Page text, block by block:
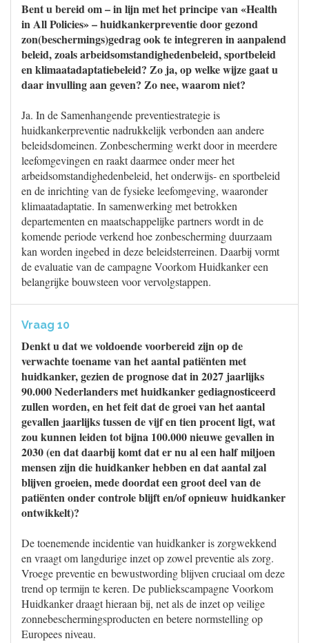
Bent u bereid om – in lijn met het principe van «Health
in All Policies» – huidkankerpreventie door gezond
zon(beschermings)gedrag ook te integreren in aanpalend
beleid, zoals arbeidsomstandighedenbeleid, sportbeleid
en klimaatadaptatiebeleid? Zo ja, op welke wijze gaat u
daar invulling aan geven? Zo nee, waarom niet?
Ja. In de Samenhangende preventiestrategie is
huidkankerpreventie nadrukkelijk verbonden aan andere
beleidsdomeinen. Zonbescherming werkt door in meerdere
leefomgevingen en raakt daarmee onder meer het
arbeidsomstandighedenbeleid, het onderwijs- en sportbeleid
en de inrichting van de fysieke leefomgeving, waaronder
klimaatadaptatie. In samenwerking met betrokken
departementen en maatschappelijke partners wordt in de
komende periode verkend hoe zonbescherming duurzaam
kan worden ingebed in deze beleidsterreinen. Daarbij vormt
de evaluatie van de campagne Voorkom Huidkanker een
belangrijke bouwsteen voor vervolgstappen.
Vraag 10
Denkt u dat we voldoende voorbereid zijn op de
verwachte toename van het aantal patiënten met
huidkanker, gezien de prognose dat in 2027 jaarlijks
90.000 Nederlanders met huidkanker gediagnosticeerd
zullen worden, en het feit dat de groei van het aantal
gevallen jaarlijks tussen de vijf en tien procent ligt, wat
zou kunnen leiden tot bijna 100.000 nieuwe gevallen in
2030 (en dat daarbij komt dat er nu al een half miljoen
mensen zijn die huidkanker hebben en dat aantal zal
blijven groeien, mede doordat een groot deel van de
patiënten onder controle blijft en/of opnieuw huidkanker
ontwikkelt)?
De toenemende incidentie van huidkanker is zorgwekkend
en vraagt om langdurige inzet op zowel preventie als zorg.
Vroege preventie en bewustwording blijven cruciaal om deze
trend op termijn te keren. De publiekscampagne Voorkom
Huidkanker draagt hieraan bij, net als de inzet op veilige
zonnebeschermingsproducten en betere normstelling op
Europees niveau.